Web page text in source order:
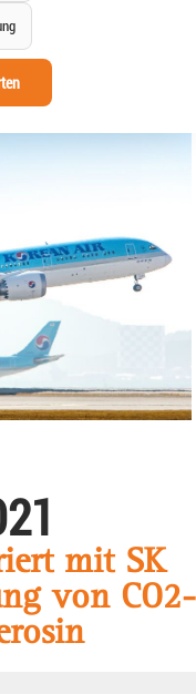
mit SK
von CO2-